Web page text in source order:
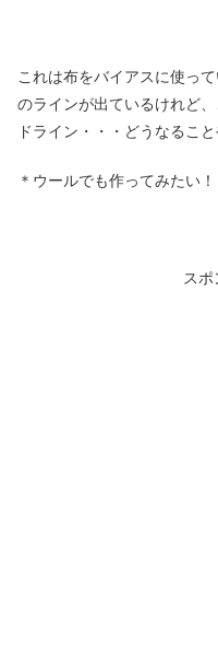
これは布をバイアスに使っ
のラインが出ているけれど
ドライン・・・どうなること
＊ウールでも作ってみたい！
スポ